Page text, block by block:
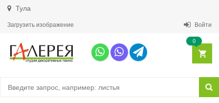
Тула
Загрузить изображение Войти
0